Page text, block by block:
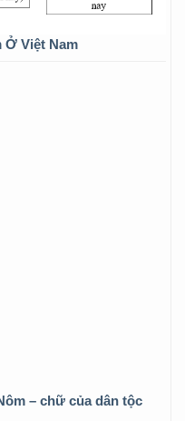
Việt Nam
– chữ của dân tộc